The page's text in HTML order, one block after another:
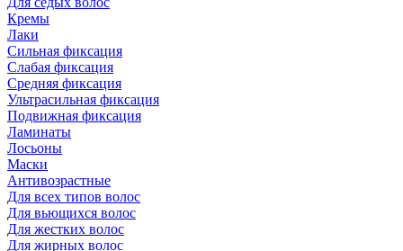
Кремы
Лаки
Сильная фиксация
Слабая фиксация
Средняя фиксация
Ультрасильная фиксация
Подвижная фиксация
Ламинаты
Лосьоны
Маски
Антивозрастные
Для всех типов волос
Для вьющихся волос
Для жестких волос
Для жирных волос